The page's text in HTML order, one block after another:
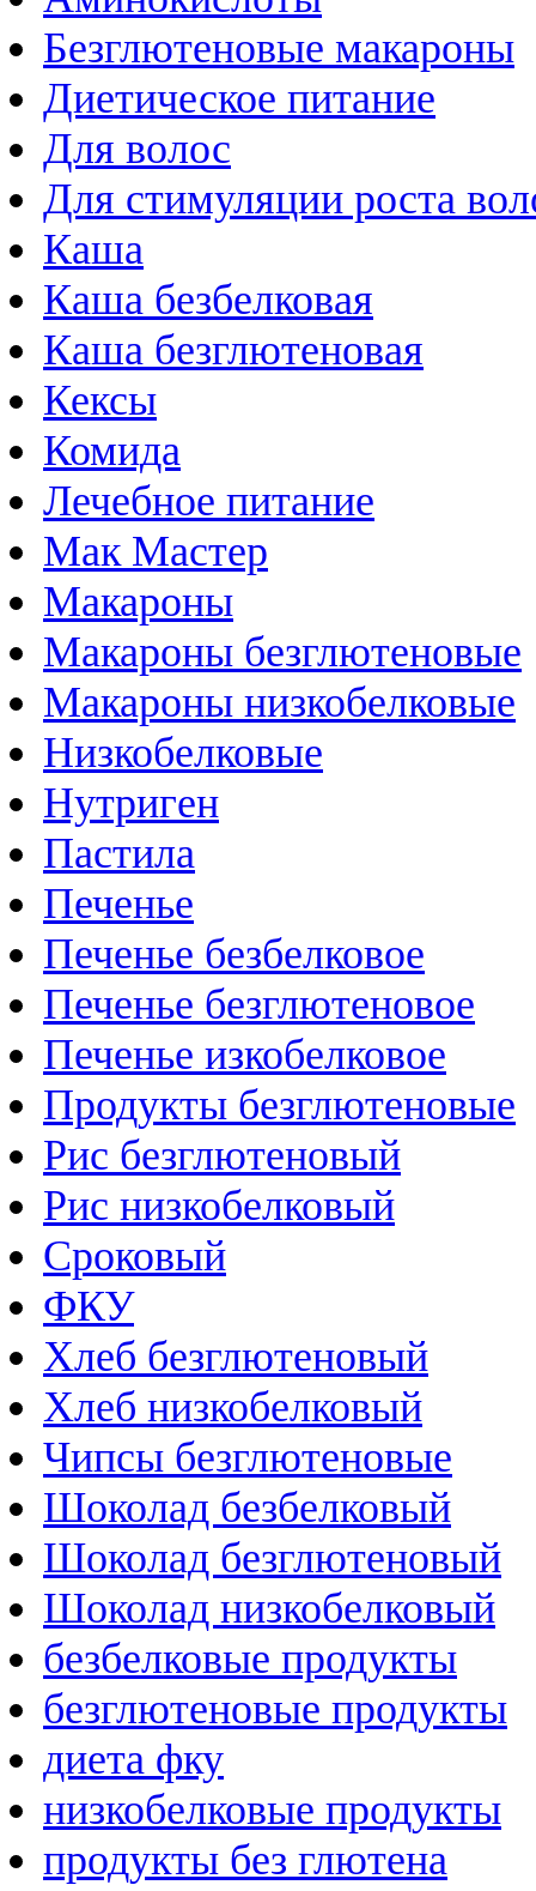
Безглютеновые макароны
Диетическое питание
Для волос
Для стимуляции роста
Каша
Каша безбелковая
Каша безглютеновая
Кексы
Комида
Лечебное питание
Мак Мастер
Макароны
Макароны безглютеновые
Макароны низкобелковые
Низкобелковые
Нутриген
Пастила
Печенье
Печенье безбелковое
Печенье безглютеновое
Печенье изкобелковое
Продукты безглютеновые
Рис безглютеновый
Рис низкобелковый
Сроковый
ФКУ
Хлеб безглютеновый
Хлеб низкобелковый
Чипсы безглютеновые
Шоколад безбелковый
Шоколад безглютеновый
Шоколад низкобелковый
безбелковые продукты
безглютеновые продукты
диета фку
низкобелковые продукты
продукты без глютена